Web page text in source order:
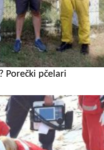
Porečki pčelari